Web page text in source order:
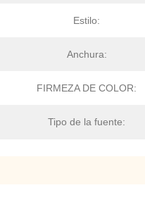
Estilo:
Anchura:
FIRMEZA DE COLOR:
Tipo de la fuente: